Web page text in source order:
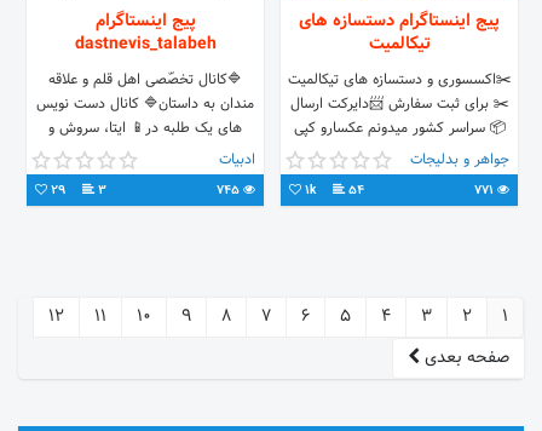
پیج اینستاگرام دستسازه های
تیکالمیت
✂️اکسسوری و دستسازه های تیکالمیت
✂️ برای ثبت سفارش 📨دایرکت ارسال
📦 سراسر کشور میدونم عکسارو کپی
نمیکنی🙏🏻ممنون پیج دوم کاری👈
@tikalmit_2
جواهر و بدلیجات
54
1k
پیج اینستاگرام
dastnevis_talabeh
🔷کانال تخصّصی اهل قلم و علاقه
مندان به داستان🔷 کانال دست نویس
های یک طلبه در📱 ایتا، سروش و
تلگرام
eitaa.com/DastNevis_Talabeh
t.me/DastNevis_Talabeh
ادبیات
3
29
1
2
3
4
5
6
7
8
9
10
11
12
صفحه بعدی